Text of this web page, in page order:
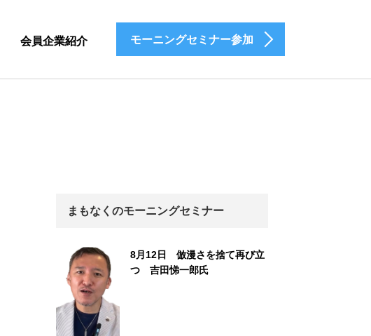
会員企業紹介 モーニングセミナー参加
まもなくのモーニングセミナー
8月12日 倣漫さを捨て再び立
つ 吉田悌一郎氏